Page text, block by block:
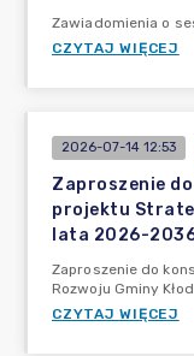
Zawiadomienia o
CZYTAJ WIĘCEJ
2026-07-14 12:53
Zaproszenie
projektu
lata 2026-
Zaproszenie do
Rozwoju Gminy
CZYTAJ WIĘCEJ